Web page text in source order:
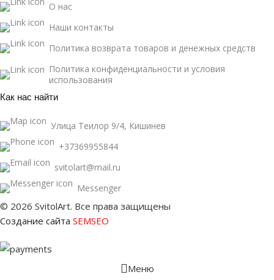
О нас
Наши контакты
Политика возврата товаров и денежных средств
Политика конфиденциальности и условия
использования
Как нас найти
Улица Теилор 9/4, Кишинев
+37369955844
svitolart@mail.ru
Messenger
© 2026 SvitolArt. Все права защищены
Создание сайта SEMSEO
Меню